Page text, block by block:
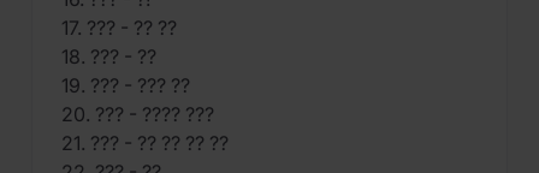
17. ??? - ?? ??
18. ??? - ??
19. ??? - ??? ??
20. ??? - ???? ???
21. ??? - ?? ?? ?? ??